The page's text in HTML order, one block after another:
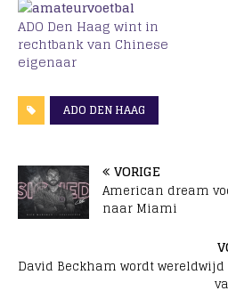
ADO Den Haag wint in
rechtbank van Chinese
eigenaar
ADO DEN HAAG
VORIGE
American dream
naar Miami
David Beckham wordt